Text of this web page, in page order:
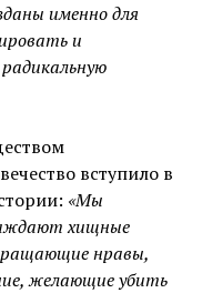
именно для
и
вступило в
«Мы
хищные
нравы,
желающие убить